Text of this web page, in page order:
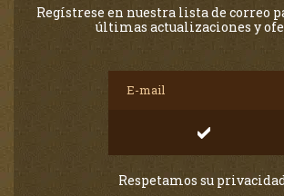
Regístrese en nuestra lista de correo
últimas actualizaciones y
Respetamos su